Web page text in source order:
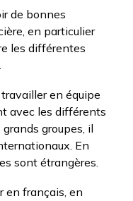
de bonnes
en particulier
les différentes
en équipe
avec les différents
groupes, il
En
sont étrangères.
en français, en